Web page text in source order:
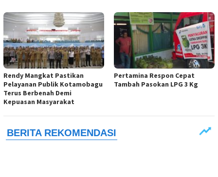
Rendy Mangkat Pastikan
Pelayanan Publik Kotamobagu
Terus Berbenah Demi
Kepuasan Masyarakat
Pertamina Respon Cepat
Tambah Pasokan LPG 3 Kg